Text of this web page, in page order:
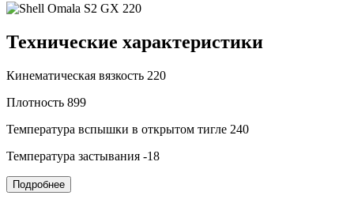
Технические характеристики
Кинематическая вязкость 220
Плотность 899
Температура вспышки в открытом тигле 240
Температура застывания -18
Подробнее